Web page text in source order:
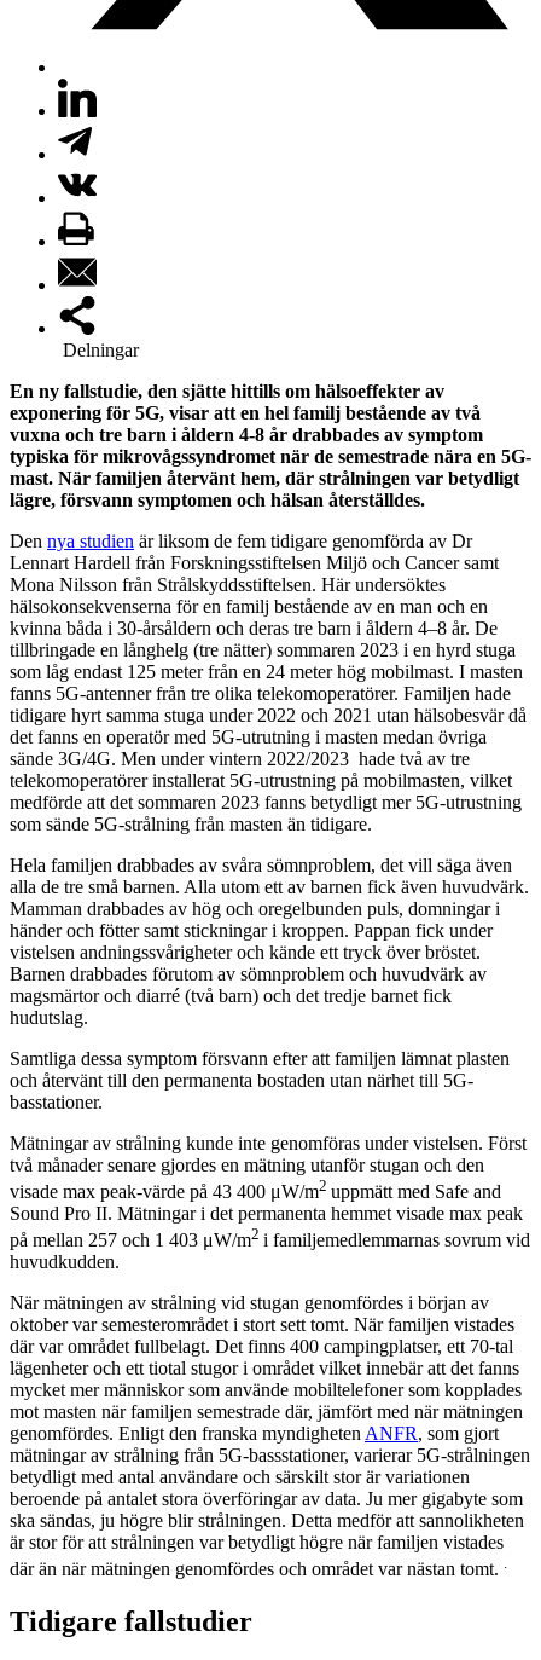
Delningar
En ny fallstudie, den sjätte hittills om hälsoeffekter av
exponering för 5G, visar att en hel familj bestående av två
vuxna och tre barn i åldern 4-8 år drabbades av symptom
typiska för mikrovågssyndromet när de semestrade nära en 5G-
mast. När familjen återvänt hem, där strålningen var betydligt
lägre, försvann symptomen och hälsan återställdes.
Den nya studien är liksom de fem tidigare genomförda av Dr
Lennart Hardell från Forskningsstiftelsen Miljö och Cancer samt
Mona Nilsson från Strålskyddsstiftelsen. Här undersöktes
hälsokonsekvenserna för en familj bestående av en man och en
kvinna båda i 30-årsåldern och deras tre barn i åldern 4–8 år. De
tillbringade en långhelg (tre nätter) sommaren 2023 i en hyrd stuga
som låg endast 125 meter från en 24 meter hög mobilmast. I masten
fanns 5G-antenner från tre olika telekomoperatörer. Familjen hade
tidigare hyrt samma stuga under 2022 och 2021 utan hälsobesvär då
det fanns en operatör med 5G-utrutning i masten medan övriga
sände 3G/4G. Men under vintern 2022/2023 hade två av tre
telekomoperatörer installerat 5G-utrustning på mobilmasten, vilket
medförde att det sommaren 2023 fanns betydligt mer 5G-utrustning
som sände 5G-strålning från masten än tidigare.
Hela familjen drabbades av svåra sömnproblem, det vill säga även
alla de tre små barnen. Alla utom ett av barnen fick även huvudvärk.
Mamman drabbades av hög och oregelbunden puls, domningar i
händer och fötter samt stickningar i kroppen. Pappan fick under
vistelsen andningssvårigheter och kände ett tryck över bröstet.
Barnen drabbades förutom av sömnproblem och huvudvärk av
magsmärtor och diarré (två barn) och det tredje barnet fick
hudutslag.
Samtliga dessa symptom försvann efter att familjen lämnat plasten
och återvänt till den permanenta bostaden utan närhet till 5G-
basstationer.
Mätningar av strålning kunde inte genomföras under vistelsen. Först
två månader senare gjordes en mätning utanför stugan och den
visade max peak-värde på 43 400 μW/m2 uppmätt med Safe and
Sound Pro II. Mätningar i det permanenta hemmet visade max peak
på mellan 257 och 1 403 μW/m2 i familjemedlemmarnas sovrum vid
huvudkudden.
När mätningen av strålning vid stugan genomfördes i början av
oktober var semesterområdet i stort sett tomt. När familjen vistades
där var området fullbelagt. Det finns 400 campingplatser, ett 70-tal
lägenheter och ett tiotal stugor i området vilket innebär att det fanns
mycket mer människor som använde mobiltelefoner som kopplades
mot masten när familjen semestrade där, jämfört med när mätningen
genomfördes. Enligt den franska myndighetenANFR, som gjort
mätningar av strålning från 5G-bassstationer, varierar 5G-strålningen
betydligt med antal användare och särskilt stor är variationen
beroende på antalet stora överföringar av data. Ju mer gigabyte som
ska sändas, ju högre blir strålningen. Detta medför att sannolikheten
är stor för att strålningen var betydligt högre när familjen vistades
där än när mätningen genomfördes och området var nästan tomt. .
Tidigare fallstudier